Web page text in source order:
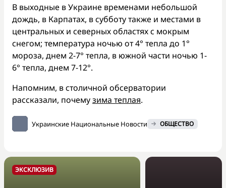
В выходные в Украине временами небольшой
дождь, в Карпатах, в субботу также и местами в
центральных и северных областях с мокрым
снегом; температура ночью от 4° тепла до 1°
мороза, днем 2-7° тепла, в южной части ночью 1-
6° тепла, днем 7-12°.
Напомним, в столичной обсерватории
рассказали, почемузима теплая.
Украинские Национальные Новости ОБЩЕСТВО
ЭКСКЛЮЗИВ